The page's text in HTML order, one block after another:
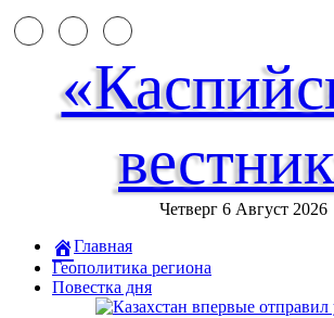
Четверг 6 Август 2026
Главная
Геополитика региона
Повестка дня